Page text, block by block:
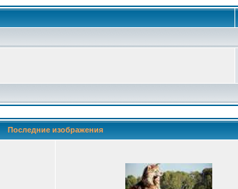
Последние изображения